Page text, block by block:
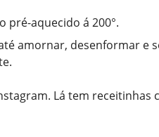
pré-aquecido á 200°.
amornar, desenformar e
Lá tem receitinhas